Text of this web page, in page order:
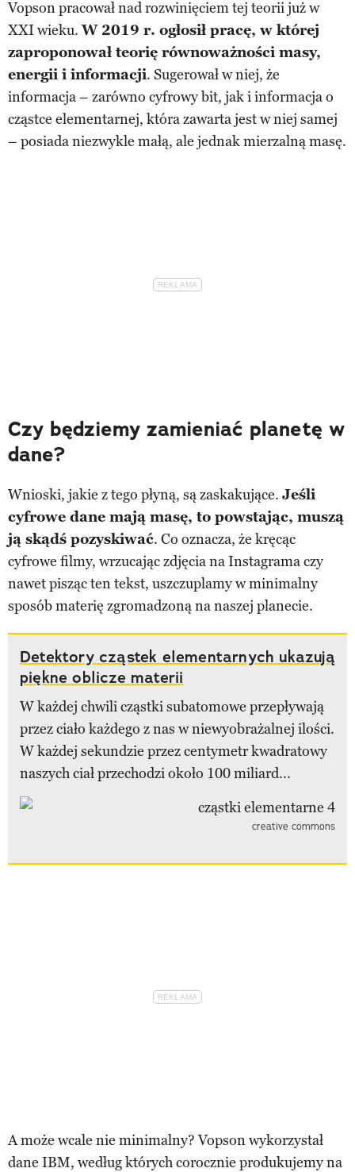
Vopson pracował nad rozwinięciem tej teorii już w
XXI wieku.W 2019 r. ogłosił pracę, w której
zaproponował teorię równoważności masy,
energii i informacji. Sugerował w niej, że
informacja – zarówno cyfrowy bit, jak i informacja o
cząstce elementarnej, która zawarta jest w niej samej
– posiada niezwykle małą, ale jednak mierzalną masę.
Czy będziemy zamieniać planetę w
dane?
Wnioski, jakie z tego płyną, są zaskakujące. Jeśli
cyfrowe dane mają masę, to powstając, muszą
ją skądś pozyskiwać. Co oznacza, że kręcąc
cyfrowe filmy, wrzucając zdjęcia na Instagrama czy
nawet pisząc ten tekst, uszczuplamy w minimalny
sposób materię zgromadzoną na naszej planecie.
Detektory cząstek elementarnych ukazują
piękne oblicze materii
W każdej chwili cząstki subatomowe przepływają
przez ciało każdego z nas w niewyobrażalnej ilości.
W każdej sekundzie przez centymetr kwadratowy
naszych ciał przechodzi około 100 miliard...
creative commons
A może wcale nie minimalny? Vopson wykorzystał
dane IBM, według których corocznie produkujemy na